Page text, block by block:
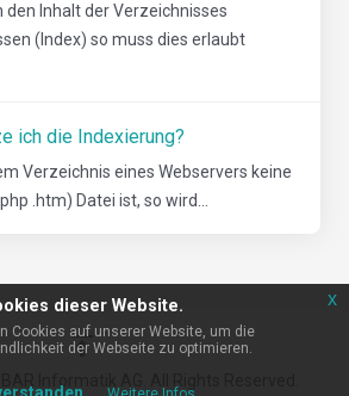
den Inhalt der Verzeichnisses
(Index) so muss dies erlaubt
ich die Indexierung?
Verzeichnis eines Webservers keine
.htm) Datei ist, so wird...
dieser Website.
Cookies auf unserer Website, um die
der Webseite zu optimieren.
x